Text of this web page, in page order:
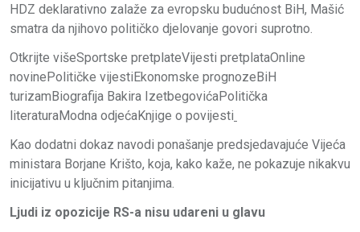
HDZ deklarativno zalaže za evropsku budućnost BiH, Mašić
smatra da njihovo političko djelovanje govori suprotno.
Otkrijte višeSportske pretplateVijesti pretplataOnline
novinePolitičke vijestiEkonomske prognozeBiH
turizamBiografija Bakira IzetbegovićaPolitička
literaturaModna odjećaKnjige o povijesti
Kao dodatni dokaz navodi ponašanje predsjedavajuće Vijeća
ministara Borjane Krišto, koja, kako kaže, ne pokazuje nikakvu
inicijativu u ključnim pitanjima.
Ljudi iz opozicije RS-a nisu udareni u glavu